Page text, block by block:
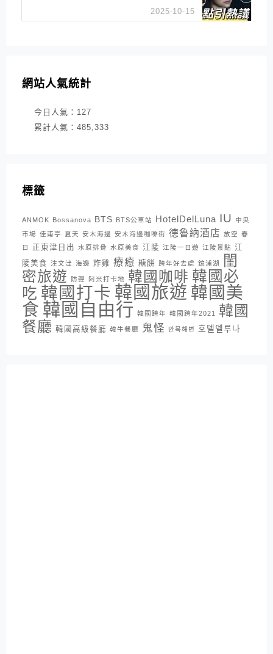
2025-10-15
網站人氣統計
今日人氣： 127
累計人氣： 485,333
標籤
ANMOK Bossanova BTS BTS公車站 HotelDelLuna IU
中央
市場 佳甫亭 夏天 安木海邊 安木海邊咖啡街 德魯納酒店 放空 春
日
正東津日出 水原排骨 水原美食 江陵 江陵一日遊 江陵景點 江
陵美食 注文津 海邊 炸雞 療癒 糖餅 跨年好去處 鏡浦湖
閨
密旅遊
防彈 阿米打卡地 韓國咖啡 韓國必
吃 韓國打卡 韓國旅遊 韓國美
食 韓國自由行 韓國跨年 韓國跨年2021
韓國
餐廳 韓國高級餐廳 韓牛餐廳 鬼怪 안목해변 호텔델루나